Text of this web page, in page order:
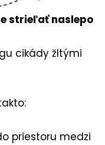
strieľať naslepo
cikády žltými
priestoru medzi